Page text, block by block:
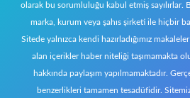
olarak bu sorumluluğu kabul etmiş sayılırlar.
marka, kurum veya şahıs şirketi ile hiçbir
Sitede yalnızca kendi hazırladığımız
alan içerikler haber niteliği taşımamakta
hakkında paylaşım yapılmamaktadır.
benzerlikleri tamamen tesadüfidir.